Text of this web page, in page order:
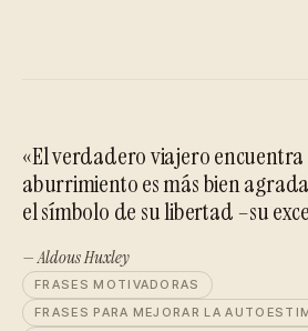
«El verdadero viajero encuentra
aburrimiento es más bien
el símbolo de su libertad –su
— Aldous Huxley
FRASES MOTIVADORAS
FRASES PARA MEJORAR LA